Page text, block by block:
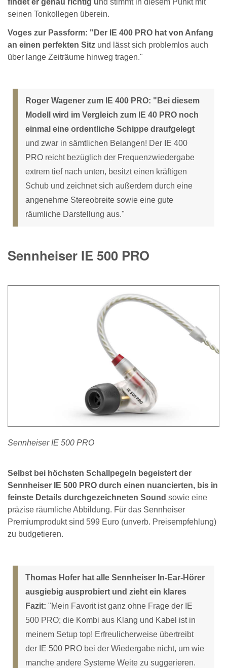
findet er genau richtig u nd stimmt in diesem Punkt mit
seinen Tonkollegen überein.
Voges zur Passform: "Der IE 400 PRO hat von Anfang
an einen perfekten Sitz und lässt sich problemlos auch
über lange Zeiträume hinweg tragen."
Roger Wagener zum IE 400 PRO: "Bei diesem
Modell wird im Vergleich zum IE 40 PRO noch
einmal eine ordentliche Schippe draufgelegt
und zwar in sämtlichen Belangen! Der IE 400
PRO reicht bezüglich der Frequenzwiedergabe
extrem tief nach unten, besitzt einen kräftigen
Schub und zeichnet sich außerdem durch eine
angenehme Stereobreite sowie eine gute
räumliche Darstellung aus."
Sennheiser IE 500 PRO
Sennheiser IE 500 PRO
Selbst bei höchsten Schallpegeln begeistert der
Sennheiser IE 500 PRO durch einen nuancierten, bis in
feinste Details durchgezeichneten Sound sowie eine
präzise räumliche Abbildung. Für das Sennheiser
Premiumprodukt sind 599 Euro (unverb. Preisempfehlung)
zu budgetieren.
Thomas Hofer hat alle Sennheiser In-Ear-Hörer
ausgiebig ausprobiert und zieht ein klares
Fazit: "Mein Favorit ist ganz ohne Frage der IE
500 PRO; die Kombi aus Klang und Kabel ist in
meinem Setup top! Erfreulicherweise übertreibt
der IE 500 PRO bei der Wiedergabe nicht, um wie
manche andere Systeme Weite zu suggerieren.